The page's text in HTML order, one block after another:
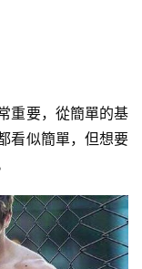
重要，從簡單的基
看似簡單，但想要